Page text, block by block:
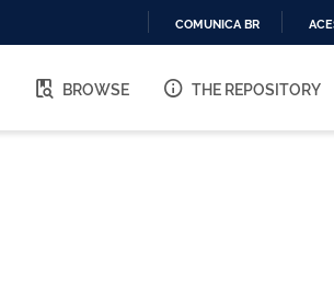
O
COMUNICA BR
BROWSE THE REPOSITORY